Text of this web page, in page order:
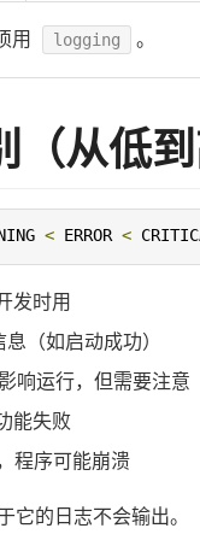
用 logging 。
从低到
< ERROR <
发时用
（如启动成功）
响运行，但需要注意
能失败
程序可能崩溃
它的日志不会输出。